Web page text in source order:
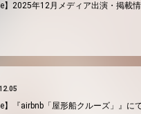
】2025年12月メディア出演・掲載
】『airbnb「屋形船クルーズ」』に